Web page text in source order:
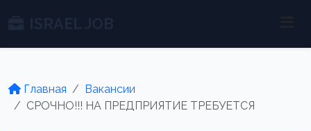
Главная
Вакансии
СРОЧНО!!! НА ПРЕДПРИЯТИЕ ТРЕБУЕТСЯ